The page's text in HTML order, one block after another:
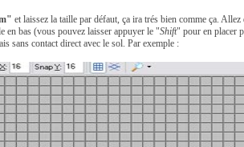
et laissez la taille par défaut, ça ira trés bien comme ça.
en bas (vous pouvez laisser appuyer le "Shift" pour en placer
sans contact direct avec le sol. Par exemple :